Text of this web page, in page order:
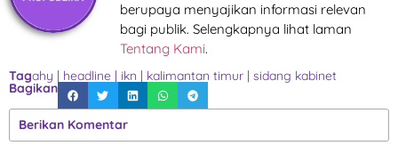
berupaya menyajikan informasi relevan
bagi publik. Selengkapnya lihat laman
Tentang Kami.
Tagahy | headline | ikn | kalimantan timur | sidang kabinet
Bagikan
Berikan Komentar